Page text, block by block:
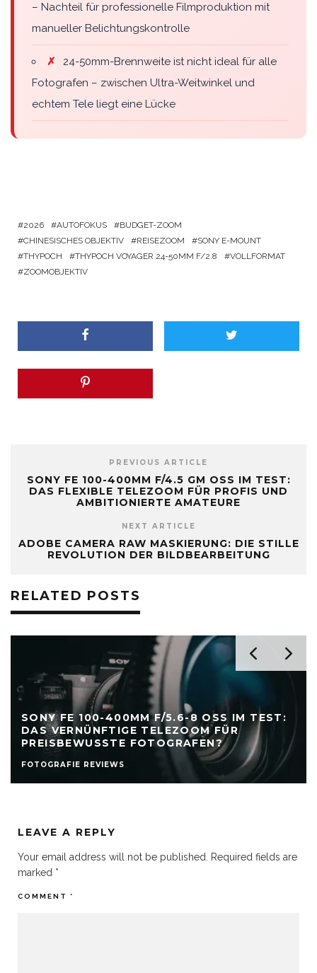
– Nachteil für professionelle Filmproduktion mit
manueller Belichtungskontrolle
✗
24-50mm-Brennweite ist nicht ideal für alle
Fotografen – zwischen Ultra-Weitwinkel und
echtem Tele liegt eine Lücke
2026 AUTOFOKUS
BUDGET-ZOOM
CHINESISCHES OBJEKTIV
REISEZOOM
SONY E-MOUNT
THYPOCH
THYPOCH VOYAGER 24-50MM F/2.8
VOLLFORMAT
ZOOMOBJEKTIV
PREVIOUS ARTICLE
SONY FE 100-400MM F/4.5 GM OSS IM TEST:
DAS FLEXIBLE TELEZOOM FÜR PROFIS UND
AMBITIONIERTE AMATEURE
NEXT ARTICLE
ADOBE CAMERA RAW MASKIERUNG: DIE STILLE
REVOLUTION DER BILDBEARBEITUNG
RELATED POSTS
SONY FE 100-400MM F/5.6-8 OSS IM TEST:
DAS VERNÜNFTIGE TELEZOOM FÜR
PREISBEWUSSTE FOTOGRAFEN?
FOTOGRAFIE REVIEWS
LEAVE A REPLY
Your email address will not be published.
Required fields are
marked *
COMMENT *